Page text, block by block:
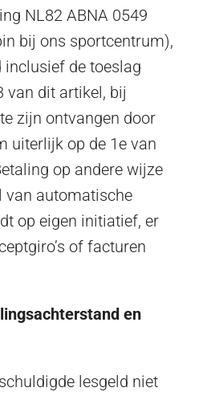
NL82 ABNA 0549
bij ons sportcentrum),
inclusief de toeslag
van dit artikel, bij
zijn ontvangen door
uiterlijk op de 1e van
op andere wijze
van automatische
op eigen initiatief, er
of facturen
en
lesgeld niet